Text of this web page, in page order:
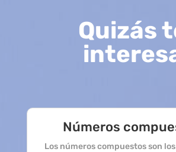
Quizás
Números
Los números compuestos son